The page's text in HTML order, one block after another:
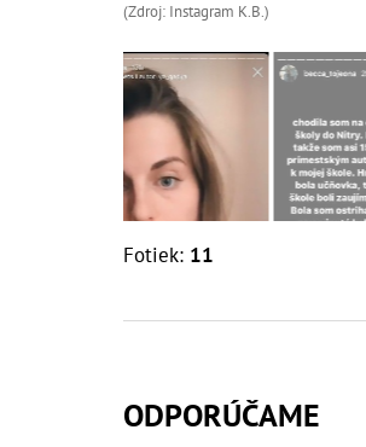
(Zdroj: Instagram K.B.)
Fotiek: 11
ODPORÚČAME